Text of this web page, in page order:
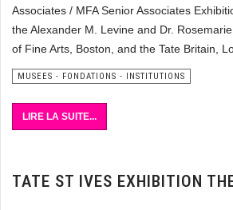
Associates / MFA Senior Associates
the Alexander M. Levine and Dr.
of Fine Arts, Boston, and the Tate Britain,
MUSEES - FONDATIONS - INSTITUTIONS
LIRE LA SUITE...
TATE ST IVES EXHIBITION